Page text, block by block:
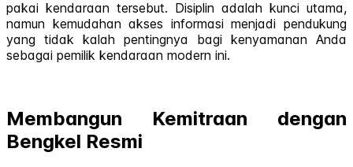
pakai kendaraan tersebut. Disiplin adalah kunci utama,
namun kemudahan akses informasi menjadi pendukung
yang tidak kalah pentingnya bagi kenyamanan Anda
sebagai pemilik kendaraan modern ini.
Membangun Kemitraan dengan
Bengkel Resmi